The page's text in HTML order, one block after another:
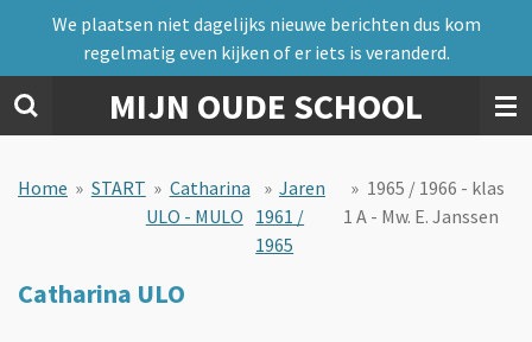
naar
de
hoofdinhoud
MIJN OUDE SCHOOL
We plaatsen niet dagelijks nieuwe berichten dus kom
regelmatig even kijken of er iets is veranderd.
Home » START » Catharina
ULO - MULO
» Jaren
1961 /
1965
» 1965 / 1966 - klas
1 A - Mw. E. Janssen
Catharina ULO